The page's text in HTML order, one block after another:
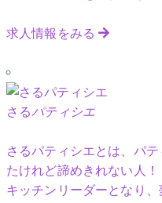
求人情報をみる
さるパティシエ
さるパティシエとは、パ
たけれど諦めきれない人！
キッチンリーダーとなり